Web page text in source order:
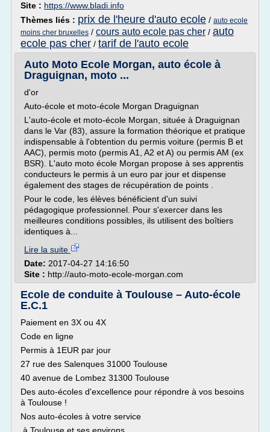
Site : https://www.bladi.info
Thèmes liés : prix de l'heure d'auto ecole / auto ecole
moins cher bruxelles / cours auto ecole pas cher / auto
ecole pas cher / tarif de l'auto ecole
Auto Moto Ecole Morgan, auto école à
Draguignan, moto ...
d'or
Auto-école et moto-école Morgan Draguignan
L'auto-école et moto-école Morgan, située à Draguignan
dans le Var (83), assure la formation théorique et pratique
indispensable à l'obtention du permis voiture (permis B et
AAC), permis moto (permis A1, A2 et A) ou permis AM (ex
BSR). L'auto moto école Morgan propose à ses apprentis
conducteurs le permis à un euro par jour et dispense
également des stages de récupération de points .
Pour le code, les élèves bénéficient d'un suivi
pédagogique professionnel. Pour s'exercer dans les
meilleures conditions possibles, ils utilisent des boîtiers
identiques à...
Lire la suite
Date: 2017-04-27 14:16:50
Site : http://auto-moto-ecole-morgan.com
Ecole de conduite à Toulouse – Auto-école
E.C.1
Paiement en 3X ou 4X
Code en ligne
Permis à 1EUR par jour
27 rue des Salenques 31000 Toulouse
40 avenue de Lombez 31300 Toulouse
Des auto-écoles d'excellence pour répondre à vos besoins
à Toulouse !
Nos auto-écoles à votre service